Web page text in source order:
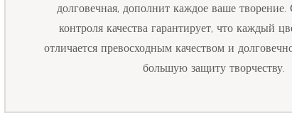
долговечная, дополнит каждое ваше творение.
контроля качества гарантирует, что каждый
отличается превосходным качеством и
большую защиту творчеству.